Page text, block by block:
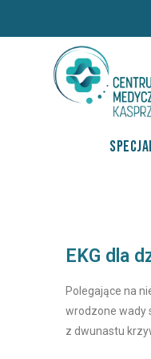
EKG dla
Polegające na
wrodzone wady
z dwunastu